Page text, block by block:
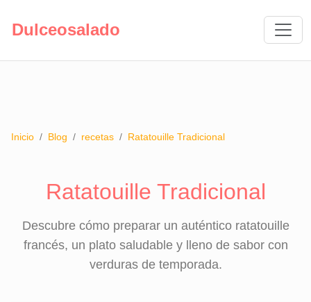
Dulceosalado
Inicio / Blog / recetas / Ratatouille Tradicional
Ratatouille Tradicional
Descubre cómo preparar un auténtico ratatouille
francés, un plato saludable y lleno de sabor con
verduras de temporada.